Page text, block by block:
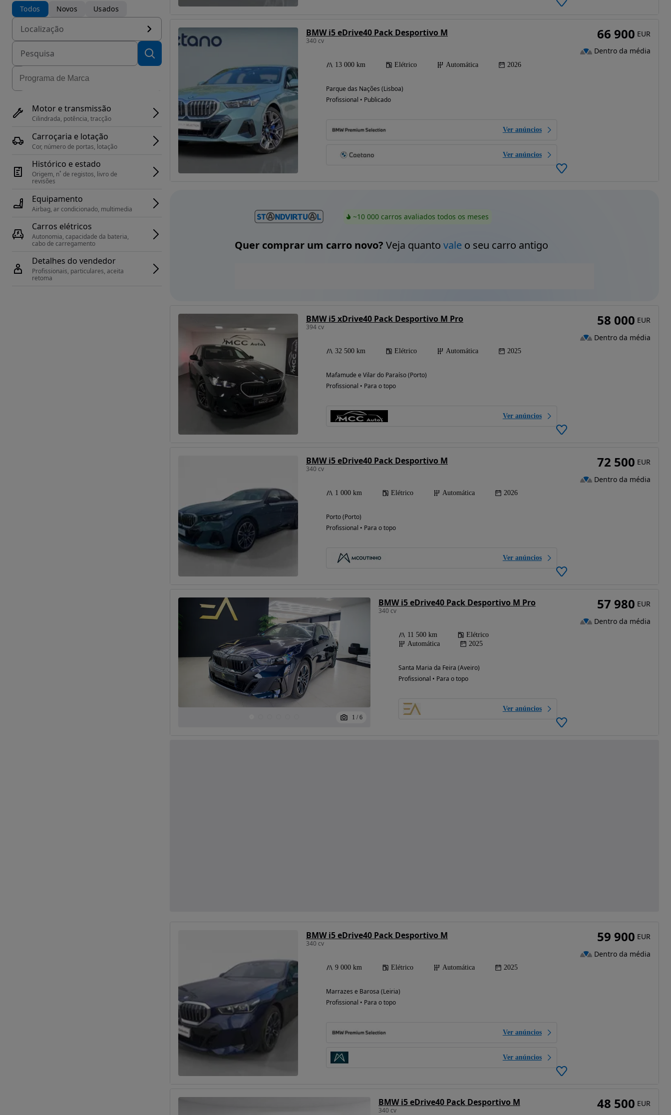
Todos
Novos Usados
Localização
Motor e transmissão
Cilindrada, potência, tracção
Carroçaria e lotação
Cor, número de portas, lotação
Histórico e estado
Origem, n˚ de registos, livro de
revisões
Equipamento
Airbag, ar condicionado, multimedia
Carros elétricos
Autonomia, capacidade da bateria,
cabo de carregamento
Detalhes do vendedor
Profissionais, particulares, aceita
retoma
BMW i5 eDrive40 Pack Desportivo M
340 cv
13 000 km Elétrico Automática 2026
Parque das Nações (Lisboa)
Profissional • Publicado
Ver anúncios
Ver anúncios
66 900 EUR
Dentro da média
~10 000 carros avaliados todos os meses
Quer comprar um carro novo? Veja quanto valeo seu carro antigo
BMW i5 xDrive40 Pack Desportivo M Pro
394 cv
32 500 km Elétrico Automática 2025
Mafamude e Vilar do Paraíso (Porto)
Profissional • Para o topo
Ver anúncios
58 000 EUR
Dentro da média
BMW i5 eDrive40 Pack Desportivo M
340 cv
1 000 km Elétrico Automática 2026
Porto (Porto)
Profissional • Para o topo
Ver anúncios
72 500 EUR
Dentro da média
1 / 6
BMW i5 eDrive40 Pack Desportivo M Pro
340 cv
11 500 km
Elétrico
Automática
2025
Santa Maria da Feira (Aveiro)
Profissional • Para o topo
Ver anúncios
57 980 EUR
Dentro da média
BMW i5 eDrive40 Pack Desportivo M
340 cv
9 000 km Elétrico Automática 2025
Marrazes e Barosa (Leiria)
Profissional • Para o topo
Ver anúncios
Ver anúncios
59 900 EUR
Dentro da média
BMW i5 eDrive40 Pack Desportivo M
340 cv 48 500 EUR